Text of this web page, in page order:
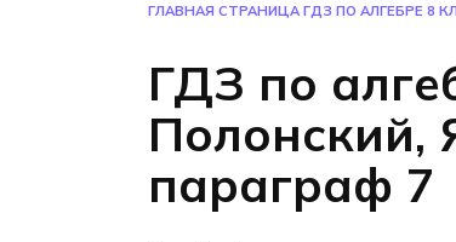
ГЛАВНАЯ СТРАНИЦА ГДЗ ПО АЛГЕБРЕ 8
ГДЗ по
Полонский,
параграф 7